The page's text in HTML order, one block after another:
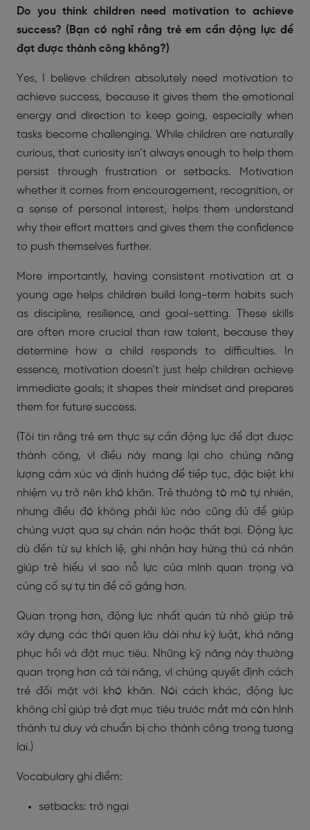
Do you think children need motivation to achieve
success? (Bạn có nghĩ rằng trẻ em cần động lực để
đạt được thành công không?)
Yes, I believe children absolutely need motivation to
achieve success, because it gives them the emotional
energy and direction to keep going, especially when
tasks become challenging. While children are naturally
curious, that curiosity isn’t always enough to help them
persist through frustration or setbacks. Motivation
whether it comes from encouragement, recognition, or
a sense of personal interest, helps them understand
why their effort matters and gives them the confidence
to push themselves further.
More importantly, having consistent motivation at a
young age helps children build long-term habits such
as discipline, resilience, and goal-setting. These skills
are often more crucial than raw talent, because they
determine how a child responds to difficulties. In
essence, motivation doesn’t just help children achieve
immediate goals; it shapes their mindset and prepares
them for future success.
(Tôi tin rằng trẻ em thực sự cần động lực để đạt được
thành công, vì điều này mang lại cho chúng năng
lượng cảm xúc và định hướng để tiếp tục, đặc biệt khi
nhiệm vụ trở nên khó khăn. Trẻ thường tò mò tự nhiên,
nhưng điều đó không phải lúc nào cũng đủ để giúp
chúng vượt qua sự chán nản hoặc thất bại. Động lực
dù đến từ sự khích lệ, ghi nhận hay hứng thú cá nhân
giúp trẻ hiểu vì sao nỗ lực của mình quan trọng và
củng cố sự tự tin để cố gắng hơn.
Quan trọng hơn, động lực nhất quán từ nhỏ giúp trẻ
xây dựng các thói quen lâu dài như kỷ luật, khả năng
phục hồi và đặt mục tiêu. Những kỹ năng này thường
quan trọng hơn cả tài năng, vì chúng quyết định cách
trẻ đối mặt với khó khăn. Nói cách khác, động lực
không chỉ giúp trẻ đạt mục tiêu trước mắt mà còn hình
thành tư duy và chuẩn bị cho thành công trong tương
lai.)
Vocabulary ghi điểm:
setbacks: trở ngại